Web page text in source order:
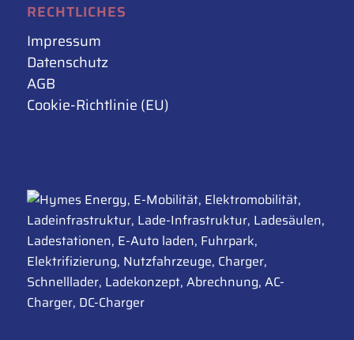
RECHTLICHES
Impressum
Datenschutz
AGB
Cookie-Richtlinie (EU)